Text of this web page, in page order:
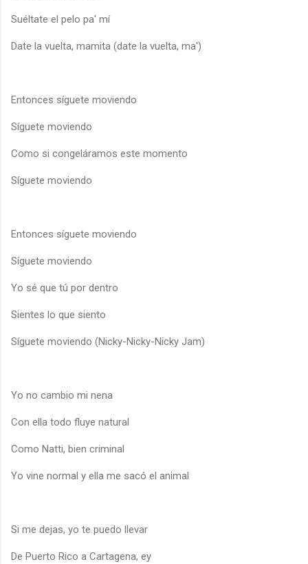
Suéltate el pelo pa' mí
Date la vuelta, mamita (date la vuelta, ma')
Entonces síguete moviendo
Síguete moviendo
Como si congeláramos este momento
Síguete moviendo
Entonces síguete moviendo
Síguete moviendo
Yo sé que tú por dentro
Sientes lo que siento
Síguete moviendo (Nicky-Nicky-Nicky Jam)
Yo no cambio mi nena
Con ella todo fluye natural
Como Natti, bien criminal
Yo vine normal y ella me sacó el animal
Si me dejas, yo te puedo llevar
De Puerto Rico a Cartagena, ey